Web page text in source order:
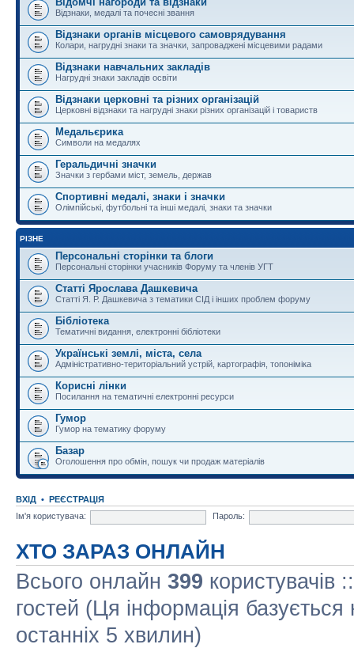
Відзнаки, медалі та почесні звання
Відзнаки органів місцевого самоврядування
Колари, нагрудні знаки та значки, запроваджені місцевими радами
Відзнаки навчальних закладів
Нагрудні знаки закладів освіти
Відзнаки церковні та різних організацій
Церковні відзнаки та нагрудні знаки різних організацій і товариств
Медальєрика
Символи на медалях
Геральдичні значки
Значки з гербами міст, земель, держав
Спортивні медалі, знаки і значки
Олімпійські, футбольні та інші медалі, знаки та значки
РІЗНЕ
Персональні сторінки та блоги
Персональні сторінки учасників Форуму та членів УГТ
Статті Ярослава Дашкевича
Статті Я. Р. Дашкевича з тематики СІД і інших проблем форуму
Бібліотека
Тематичні видання, електронні бібліотеки
Українські землі, міста, села
Адміністративно-територіальний устрій, картографія, топоніміка
Корисні лінки
Посилання на тематичні електронні ресурси
Гумор
Гумор на тематику форуму
Базар
Оголошення про обмін, пошук чи продаж матеріалів
ВХІД • РЕЄСТРАЦІЯ
Ім'я користувача:
Пароль:
ХТО ЗАРАЗ ОНЛАЙН
Всього онлайн 399 користувачів
гостей (Ця інформація базується
останніх 5 хвилин)